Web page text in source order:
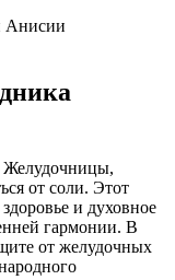
Желудочницы,
от соли. Этот
и духовное
гармонии. В
от желудочных